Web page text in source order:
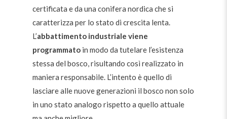
certificata e da una conifera nordica che si
caratterizza per lo stato di crescita lenta.
L’abbattimento industriale viene
programmatoin modo da tutelare l’esistenza
stessa del bosco, risultando così realizzato in
maniera responsabile. L’intento è quello di
lasciare alle nuove generazioni il bosco non solo
in uno stato analogo rispetto a quello attuale